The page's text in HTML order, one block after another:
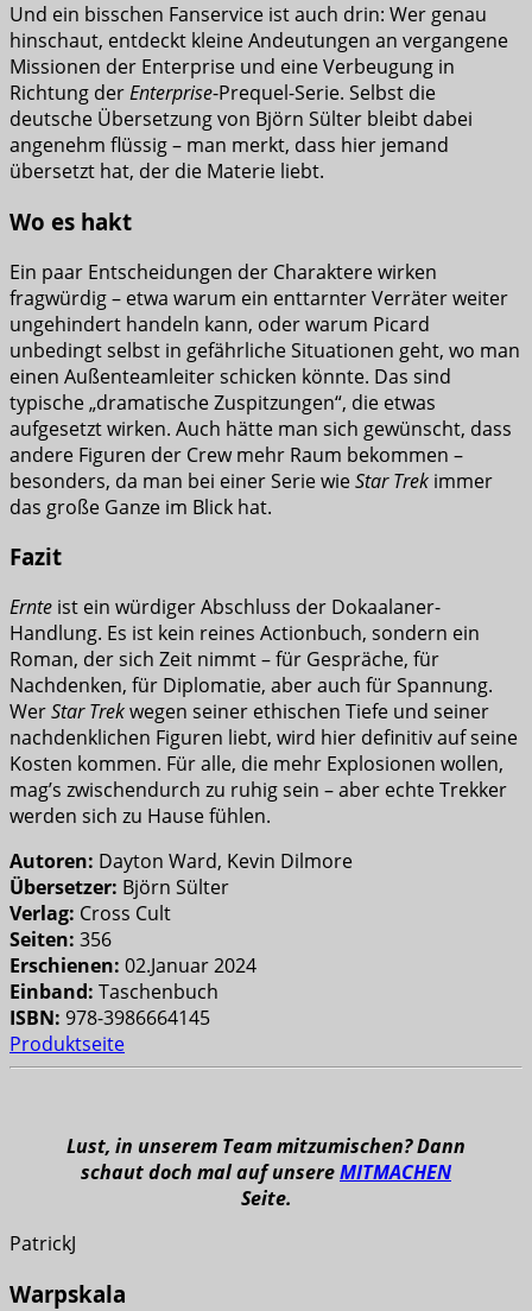
Und ein bisschen Fanservice ist auch drin: Wer genau
hinschaut, entdeckt kleine Andeutungen an vergangene
Missionen der Enterprise und eine Verbeugung in
Richtung derEnterprise-Prequel-Serie. Selbst die
deutsche Übersetzung von Björn Sülter bleibt dabei
angenehm flüssig – man merkt, dass hier jemand
übersetzt hat, der die Materie liebt.
Wo es hakt
Ein paar Entscheidungen der Charaktere wirken
fragwürdig – etwa warum ein enttarnter Verräter weiter
ungehindert handeln kann, oder warum Picard
unbedingt selbst in gefährliche Situationen geht, wo man
einen Außenteamleiter schicken könnte. Das sind
typische „dramatische Zuspitzungen“, die etwas
aufgesetzt wirken. Auch hätte man sich gewünscht, dass
andere Figuren der Crew mehr Raum bekommen –
besonders, da man bei einer Serie wieStar Trek immer
das große Ganze im Blick hat.
Fazit
Ernte ist ein würdiger Abschluss der Dokaalaner-
Handlung. Es ist kein reines Actionbuch, sondern ein
Roman, der sich Zeit nimmt – für Gespräche, für
Nachdenken, für Diplomatie, aber auch für Spannung.
WerStar Trekwegen seiner ethischen Tiefe und seiner
nachdenklichen Figuren liebt, wird hier definitiv auf seine
Kosten kommen. Für alle, die mehr Explosionen wollen,
mag’s zwischendurch zu ruhig sein – aber echte Trekker
werden sich zu Hause fühlen.
Autoren: Dayton Ward, Kevin Dilmore
Übersetzer: Björn Sülter
Verlag: Cross Cult
Seiten: 356
Erschienen: 02.Januar 2024
Einband: Taschenbuch
ISBN: 978-3986664145
Produktseite
Lust, in unserem Team mitzumischen? Dann
schaut doch mal auf unsereMITMACHEN
Seite.
PatrickJ
Warpskala